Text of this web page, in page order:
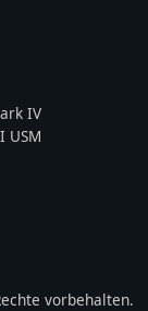
IV
USM
vorbehalten.